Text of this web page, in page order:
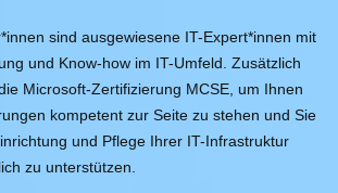
sind ausgewiesene IT-Expert*innen mit
und Know-how im IT-Umfeld. Zusätzlich
Microsoft-Zertifizierung MCSE, um Ihnen
kompetent zur Seite zu stehen und Sie
und Pflege Ihrer IT-Infrastruktur
zu unterstützen.